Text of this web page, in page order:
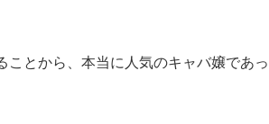
とから、本当に人気のキャバ嬢であっ